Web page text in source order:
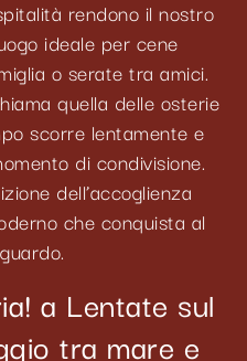
rendono il nostro
ideale per cene
o serate tra amici.
quella delle osterie
scorre lentamente e
di condivisione.
dell’accoglienza
che conquista al
a Lentate sul
tra mare e